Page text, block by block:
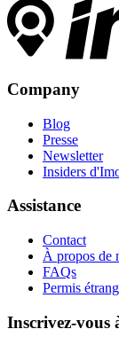
Company
Blog
Presse
Newsletter
Insiders
Assistance
Contact
À propos de
FAQs
Permis
Inscrivez-vous